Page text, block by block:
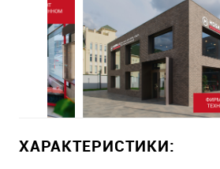
ХАРАКТЕРИСТИКИ: